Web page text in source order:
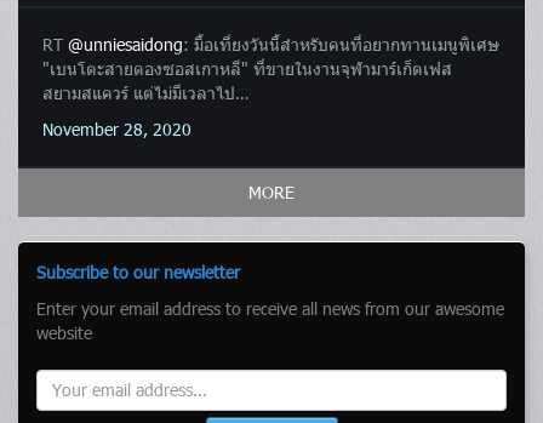
RT @unniesaidong: มื้อเที่ยงวันนี้สำหรับคนที่อยากทานเมนูพิเศษ
"เบนโตะสายดองซอสเกาหลี" ที่ขายในงานจุฬามาร์เก็ตเฟส
สยามสแควร์ แต่ไม่มีเวลาไป…
November 28, 2020
MORE
Subscribe to our newsletter
Enter your email address to receive all news from our awesome
website